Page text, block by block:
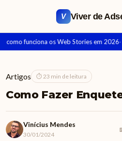
V Viver de
como funciona os Web Stories em 2026
Artigos ⏱ 23 min de leitura
Como Fazer
Vinícius Mendes
30/01/2024